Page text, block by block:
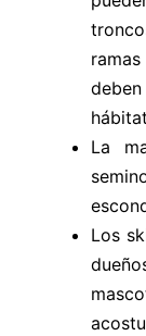
La
Los